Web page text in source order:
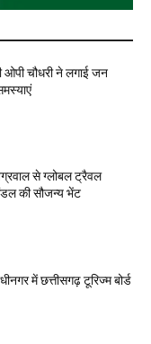
ओपी चौधरी ने लगाई जन
से ग्लोबल ट्रैवल
की सौजन्य भेंट
में छत्तीसगढ़ टूरिज्म बोर्ड